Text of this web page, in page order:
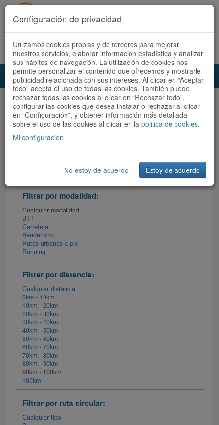
Acceder Registrate ahora Español | Català
Audioruta Todas las rutas
Todas las rutas Ordenar por:Más recientes
Filtrar las rutas
Filtrar por modalidad:
Cualquier modalidad
BTT
Carretera
Senderismo
Rutas urbanas a pie
Running
Filtrar por distancia:
Cualquier distancia
0km - 10km
10km - 20km
20km - 30km
30km - 40km
40km - 50km
50km - 60km
60km - 70km
70km - 80km
80km - 90km
90km - 100km
100km +
Filtrar por ruta circular:
Cualquier tipo
Configuración de privacidad
Utilizamos cookies propias y de terceros para mejorar
nuestros servicios, elaborar información estadística y analizar
sus hábitos de navegación. La utilización de cookies nos
permite personalizar el contenido que ofrecemos y mostrarle
publicidad relacionada con sus intereses. Al clicar en “Aceptar
todo” acepta el uso de todas las cookies. También puede
rechazar todas las cookies al clicar en “Rechazar todo”,
configurar las cookies que desea instalar o rechazar al clicar
en “Configuración”, y obtener información más detallada
sobre el uso de las cookies al clicar en la politica de cookies.
Mi configuración
No estoy de acuerdo Estoy de acuerdo